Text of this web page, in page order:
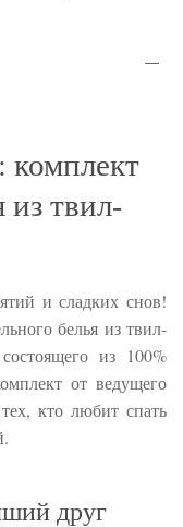
комплект
из твил-
и сладких снов!
белья из твил-
из 100%
от ведущего
кто любит спать
друг